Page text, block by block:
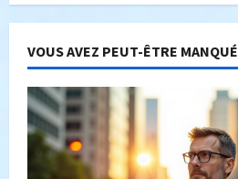
VOUS AVEZ PEUT-ÊTRE MANQUÉ